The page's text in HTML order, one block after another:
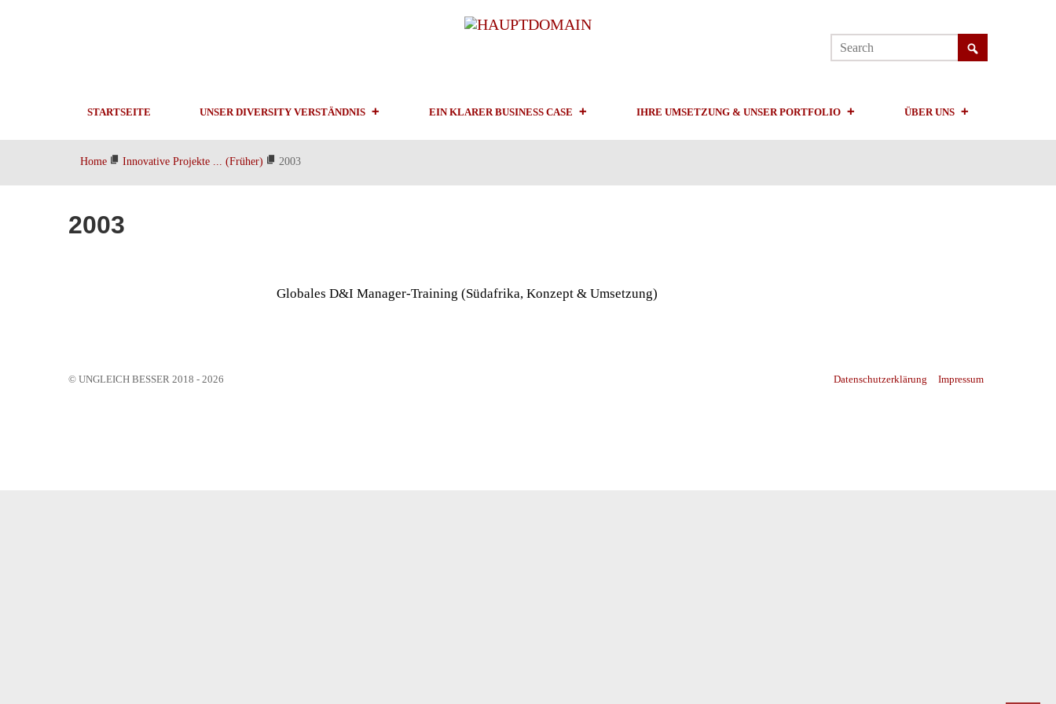
STARTSEITE UNSER DIVERSITY VERSTÄNDNIS EIN KLARER BUSINESS CASE IHRE UMSETZUNG & UNSER PORTFOLIO ÜBER UNS
Home Innovative Projekte ... (Früher) 2003
2003
Globales D&I Manager-Training (Südafrika, Konzept & Umsetzung)
© UNGLEICH BESSER 2018 - 2026 Datenschutzerklärung Impressum